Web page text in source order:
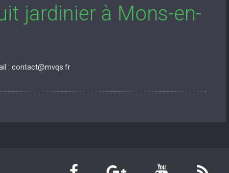
jardinier à Mons-en-
: contact@mvqs.fr